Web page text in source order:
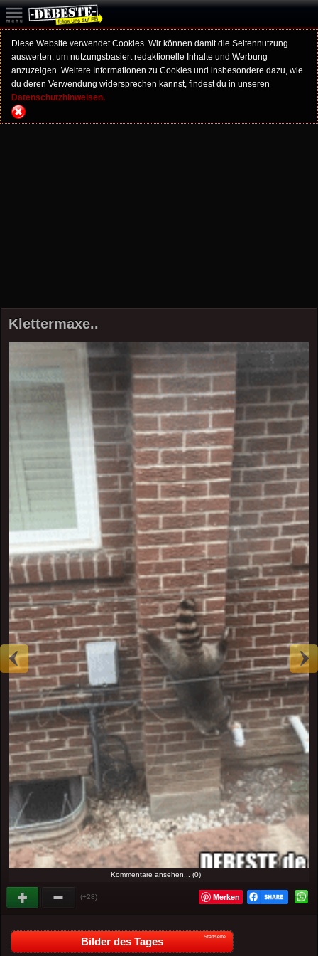
Diese Website verwendet Cookies. Wir können damit die Seitennutzung
auswerten, um nutzungsbasiert redaktionelle Inhalte und Werbung
anzuzeigen. Weitere Informationen zu Cookies und insbesondere dazu, wie
du deren Verwendung widersprechen kannst, findest du in unseren
Datenschutzhinweisen.
Klettermaxe..
Kommentare ansehen... (0)
(+28) Merken
Bilder des Tages Startseite